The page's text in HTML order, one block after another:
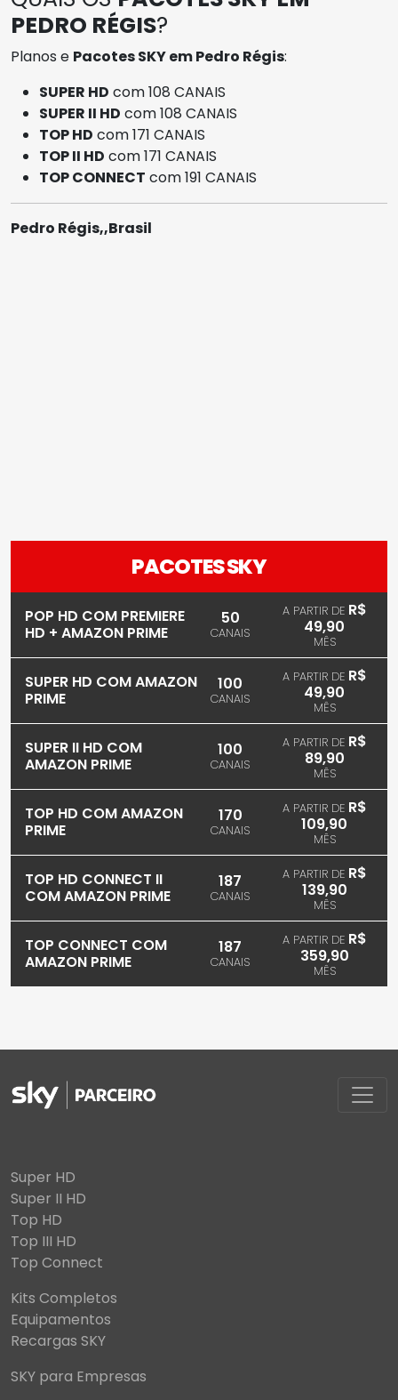
PEDRO RÉGIS?
Planos e Pacotes SKY em Pedro Régis:
SUPER HD com 108 CANAIS
SUPER II HD com 108 CANAIS
TOP HD com 171 CANAIS
TOP II HD com 171 CANAIS
TOP CONNECT com 191 CANAIS
Pedro Régis,,Brasil
PACOTES SKY
POP HD COM PREMIERE
HD + AMAZON PRIME
50
CANAIS
A PARTIR DE R$
49,90
MÊS
SUPER HD COM AMAZON
PRIME
100
CANAIS
A PARTIR DE R$
49,90
MÊS
SUPER II HD COM
AMAZON PRIME
100
CANAIS
A PARTIR DE R$
89,90
MÊS
TOP HD COM AMAZON
PRIME
170
CANAIS
A PARTIR DE R$
109,90
MÊS
TOP HD CONNECT II
COM AMAZON PRIME
187
CANAIS
A PARTIR DE R$
139,90
MÊS
TOP CONNECT COM
AMAZON PRIME
187
CANAIS
A PARTIR DE R$
359,90
MÊS
Super HD
Super II HD
Top HD
Top III HD
Top Connect
Kits Completos
Equipamentos
Recargas SKY
SKY para Empresas